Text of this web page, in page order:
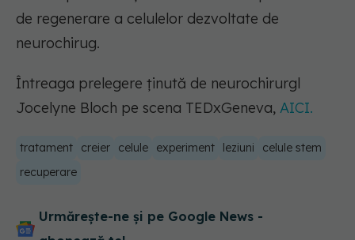
de regenerare a celulelor dezvoltate de
neurochirug.
Întreaga prelegere ținută de neurochirurgl
Jocelyne Bloch pe scena TEDxGeneva, AICI.
tratament creier celule experiment leziuni
celule stem
recuperare
Urmărește-ne și pe Google News -